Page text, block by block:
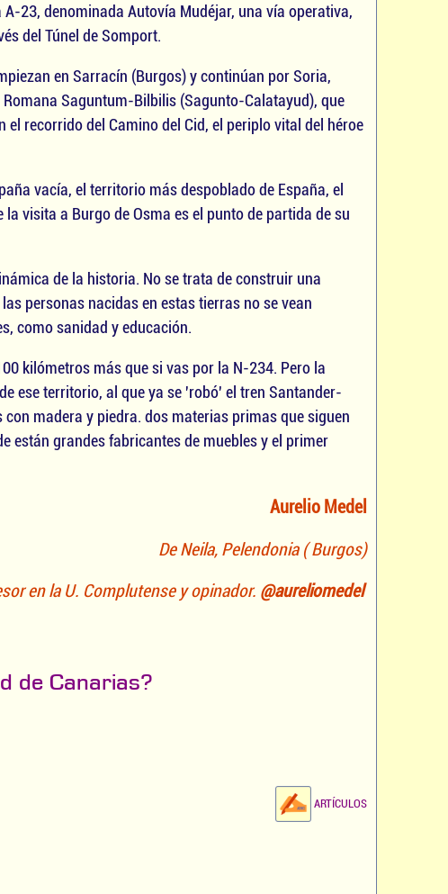
23, denominada Autovía Mudéjar, una vía operativa,
del Túnel de Somport.
en Sarracín (Burgos) y continúan por Soria,
Saguntum-Bilbilis (Sagunto-Calatayud), que
recorrido del Camino del Cid, el periplo vital del héroe
vacía, el territorio más despoblado de España, el
visita a Burgo de Osma es el punto de partida de su
de la historia. No se trata de construir una
personas nacidas en estas tierras no se vean
como sanidad y educación.
kilómetros más que si vas por la N-234. Pero la
ese territorio, al que ya se 'robó' el tren Santander-
madera y piedra. dos materias primas que siguen
están grandes fabricantes de muebles y el primer
Aurelio Medel
De Neila, Pelendonia ( Burgos)
en la U. Complutense y opinador. @aureliomedel
de Canarias?
ARTÍCULOS